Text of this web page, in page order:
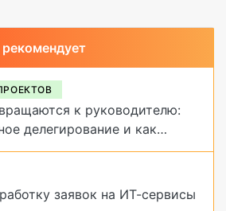
к руководителю:
делегирование и как
заявок на ИТ-сервисы